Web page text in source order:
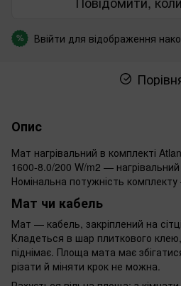
% Ввійти для відображення
Опис
Мат нагрівальний в комплекті
1600-8.0/200 W/m2 —
Номінальна потужність
Мат чи кабель
Мат — кабель, закріплений на
Кладеться в шар плиткового
піднімає. Площа мата має
різати й міняти крок не можна.